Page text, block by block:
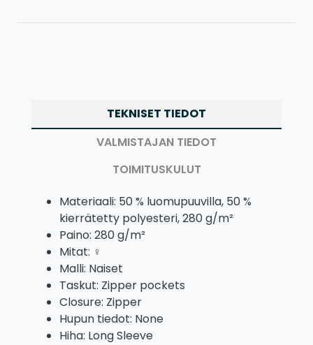
TEKNISET TIEDOT
VALMISTAJAN TIEDOT
TOIMITUSKULUT
Materiaali: 50 % luomupuuvilla, 50 %
kierrätetty polyesteri, 280 g/m²
Paino: 280 g/m²
Mitat: ♀
Malli: Naiset
Taskut: Zipper pockets
Closure: Zipper
Hupun tiedot: None
Hiha: Long Sleeve